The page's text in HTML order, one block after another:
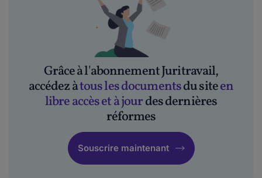
Grâce à l'abonnement Juritravail,
accédez àtous les documentsdu siteen
libre accès et à jourdes dernières
réformes
Souscrire maintenant